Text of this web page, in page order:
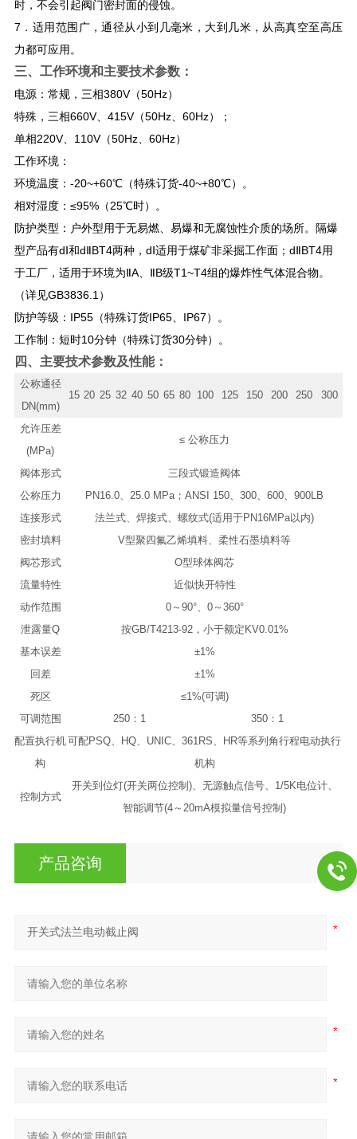
时，不会引起阀门密封面的侵蚀。
7．适用范围广，通径从小到几毫米，大到几米，从高真空至高压
力都可应用。
三、 工作环境和主要技术参数：
电源：常规，三相380V（50Hz）
特殊，三相660V、415V（50Hz、60Hz）；
单相220V、110V（50Hz、60Hz）
工作环境：
环境温度：-20~+60℃（特殊订货-40~+80℃）。
相对湿度：≤95%（25℃时）。
防护类型：户外型用于无易燃、易爆和无腐蚀性介质的场所。隔爆
型产品有dⅠ和dⅡBT4两种，dⅠ适用于煤矿非采掘工作面；dⅡBT4用
于工厂，适用于环境为ⅡA、ⅡB级T1~T4组的爆炸性气体混合物。
（详见GB3836.1）
防护等级：IP55（特殊订货IP65、IP67）。
工作制：短时10分钟（特殊订货30分钟）。
四、主要技术参数及性能：
公称通径
DN(mm)
15 20 25 32 40 50 65 80 100 125 150 200 250 300
允许压差
(MPa)
≤ 公称压力
阀体形式
三段式锻造阀体
公称压力
PN16.0、25.0 MPa；ANSI 150、300、600、900LB
连接形式
法兰式、焊接式、螺纹式(适用于PN16MPa以内)
密封填料
V型聚四氟乙烯填料、柔性石墨填料等
阀芯形式
O型球体阀芯
流量特性
近似快开特性
动作范围
0～90°、0～360°
泄露量Q
按GB/T4213-92，小于额定KV0.01%
基本误差
±1%
回差
±1%
死区
≤1%(可调)
可调范围
250：1
350：1
配置执行机
构
可配PSQ、HQ、UNIC、361RS、HR等系列角行程电动执行
机构
控制方式
开关到位灯(开关两位控制)、无源触点信号、1/5K电位计、
智能调节(4～20mA模拟量信号控制)
产品咨询